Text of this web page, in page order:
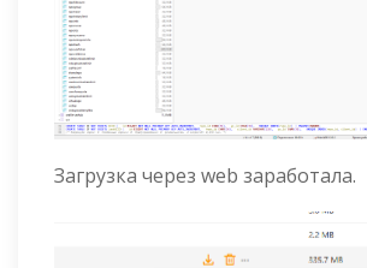
Загрузка через web заработала.